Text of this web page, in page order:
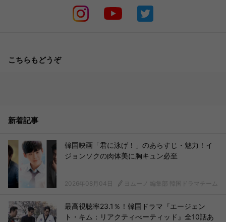
こちらもどうぞ
新着記事
韓国映画「君に泳げ！」のあらすじ・魅力！イ
ジョンソクの肉体美に胸キュン必至
2026年08月04日 ヨムーノ 編集部 韓国ドラマチーム
最高視聴率23.1％！韓国ドラマ『エージェン
ト・キム：リアクティべーティッド』全10話あ